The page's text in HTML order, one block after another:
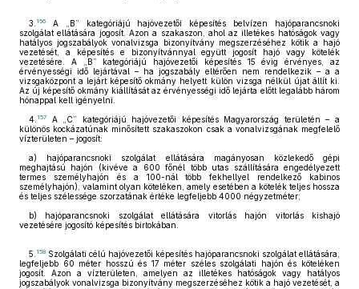
3. 156
A „B” kategóriájú hajóvezetői képesítés belvízen hajóparancsnoki
szolgálat ellátására jogosít. Azon a szakaszon, ahol az illetékes hatóságok vagy
hatályos jogszabályok vonalvizsga bizonyítvány megszerzéséhez kötik a hajó
vezetését, a képesítés e bizonyítvánnyal együtt jogosít hajó vagy kötelék
vezetésére. A „B” kategóriájú hajóvezetői képesítés 15 évig érvényes, az
érvényességi idő lejártával – ha jogszabály eltérően nem rendelkezik – a a
vizsgaközpont a lejárt képesítő okmány helyett külön vizsga nélkül újat állít ki.
Az új képesítő okmány kiállítását az érvényességi idő lejárta előtt legalább három
hónappal kell igényelni.
4. 157
A „C” kategóriájú hajóvezetői képesítés Magyarország területén – a
különös kockázatúnak minősített szakaszokon csak a vonalvizsgának megfelelő
vízterületen – jogosít:
a) hajóparancsnoki szolgálat ellátására magányosan közlekedő gépi
meghajtású hajón (kivéve a 600 főnél több utas szállítására engedélyezett
termes személyhajón és a 100-nál több fekhellyel rendelkező kabinos
személyhajón), valamint olyan köteléken, amely esetében a kötelék teljes hossza
és teljes szélessége szorzatának értéke legfeljebb 4000 négyzetméter;
b) hajóparancsnoki szolgálat ellátására vitorlás hajón vitorlás kishajó
vezetésére jogosító képesítés birtokában.
5. 158 Szolgálati célú hajóvezetői képesítés hajóparancsnoki szolgálat ellátására,
legfeljebb 60 méter hosszú és 17 méter széles szolgálati hajón és köteléken
jogosít. Azon a vízterületen, amelyen az illetékes hatóságok vagy hatályos
jogszabályok vonalvizsga bizonyítvány megszerzéséhez kötik a hajó vezetését, a